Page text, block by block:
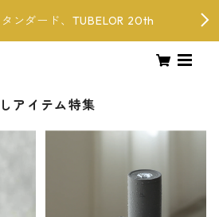
ンダード、TUBELOR 20th
アイテム特集